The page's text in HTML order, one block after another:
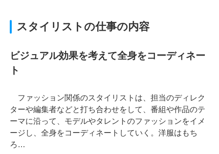
スタイリストの仕事の内容
ビジュアル効果を考えて全身をコーディネー
ト
ファッション関係のスタイリストは、担当のディレク
ターや編集者などと打ち合わせをして、番組や作品のテ
ーマに沿って、モデルやタレントのファッションをイメ
ージし、全身をコーディネートしていく。洋服はもち
ろ…